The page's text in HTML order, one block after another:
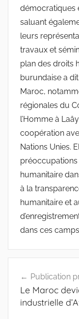
démocratiques
saluant
leurs
travaux et
plan des droits
burundaise a
Maroc,
régionales du
l’Homme à
coopération
Nations Unies.
humanitaire
à la
humanitaire et
dans ces
de
l’article
Publication
Le Maroc
industrielle